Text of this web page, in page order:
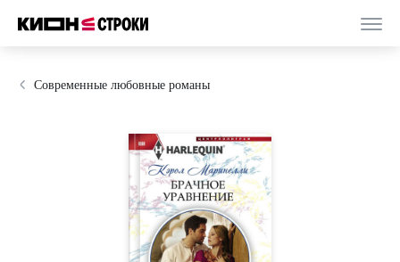
Современные любовные романы